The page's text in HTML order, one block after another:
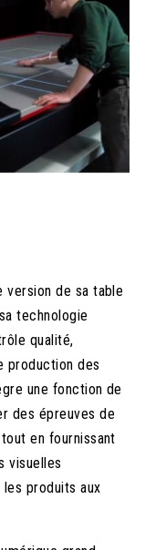
version de sa table
technologie
qualité,
production des
une fonction de
des épreuves de
en fournissant
visuelles
produits aux